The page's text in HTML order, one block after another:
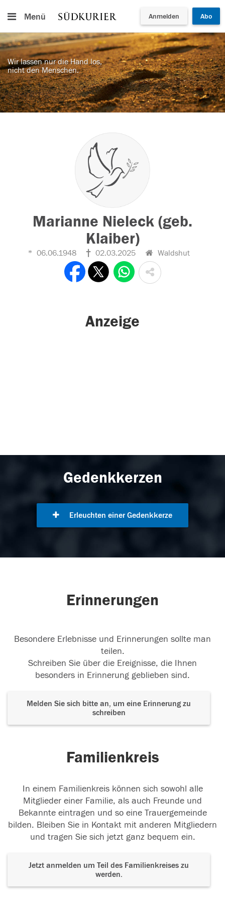
Menü Anmelden Abo
Wir lassen nur die Hand los,
nicht den Menschen.
Marianne Nieleck (geb.
Klaiber)
06.06.1948 02.03.2025 Waldshut
Anzeige
Gedenkkerzen
Erleuchten einer Gedenkkerze
Erinnerungen
Besondere Erlebnisse und Erinnerungen sollte man
teilen.
Schreiben Sie über die Ereignisse, die Ihnen
besonders in Erinnerung geblieben sind.
Melden Sie sich bitte an, um eine Erinnerung zu
schreiben
Familienkreis
In einem Familienkreis können sich sowohl alle
Mitglieder einer Familie, als auch Freunde und
Bekannte eintragen und so eine Trauergemeinde
bilden. Bleiben Sie in Kontakt mit anderen Mitgliedern
und tragen Sie sich jetzt ganz bequem ein.
Jetzt anmelden um Teil des Familienkreises zu
werden.